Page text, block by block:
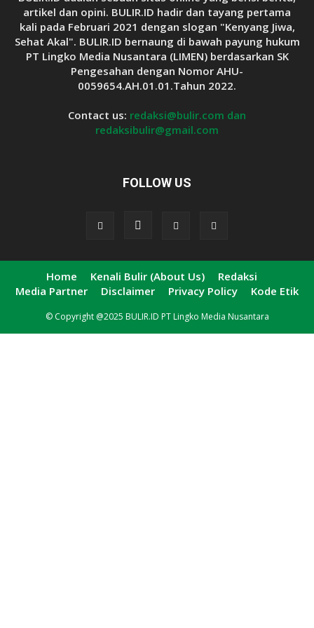
artikel dan opini. BULIR.ID hadir dan tayang pertama
kali pada Februari 2021 dengan slogan "Kenyang Jiwa,
Sehat Akal". BULIR.ID bernaung di bawah payung hukum
PT Lingko Media Nusantara (LIMEN) berdasarkan SK
Pengesahan dengan Nomor AHU-
0059654.AH.01.01.Tahun 2022.
Contact us: redaksi@bulir.com dan
redaksibulir@gmail.com
FOLLOW US
Home Kenali Bulir (About Us)
Redaksi
Media Partner
Disclaimer Privacy Policy Kode Etik
© Copyright @2025 BULIR.ID PT Lingko Media Nusantara